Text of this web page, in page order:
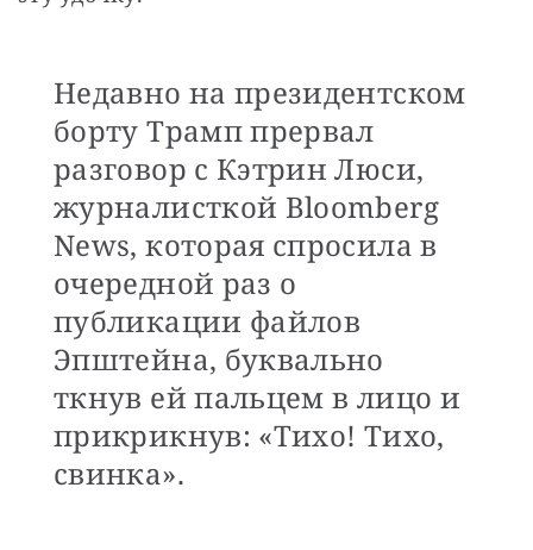
Недавно на президентском
борту Трамп прервал
разговор с Кэтрин Люси,
журналисткой Bloomberg
News, которая спросила в
очередной раз о
публикации файлов
Эпштейна, буквально
ткнув ей пальцем в лицо и
прикрикнув: «Тихо! Тихо,
свинка».